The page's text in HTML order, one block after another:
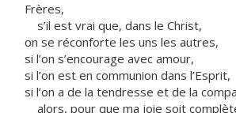
Frères,
s’il est vrai que, dans le Christ,
on se réconforte les uns les autres,
si l’on s’encourage avec amour,
si l’on est en communion dans l’Esprit,
si l’on a de la tendresse et de la
alors, pour que ma joie soit